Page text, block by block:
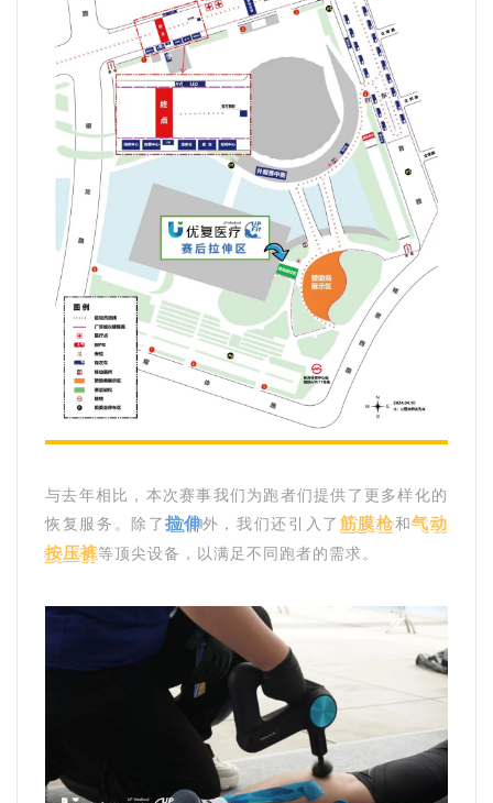
与去年相比，本次赛事我们为跑者们提供了更多样化的
恢复服务。除了拉伸外，我们还引入了筋膜枪和气动
按压裤等顶尖设备，以满足不同跑者的需求。